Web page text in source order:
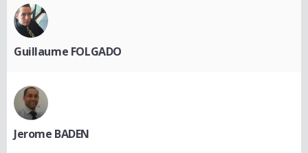
Guillaume FOLGADO
Jerome BADEN